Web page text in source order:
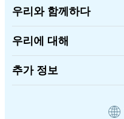
영국
터키
프랑스
태국
일본
인도
우리와 함께하다
도매 플랫폼
추천하고 벌다
제휴 프로그램
API 문서
우리에 대해
iRoamly에 대하여
연락처
추가 정보
지원 센터